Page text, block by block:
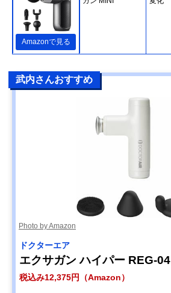
Amazonで見る
武内さんおすすめ
Photo by Amazon
ドクターエア
エクサガン ハイパー REG-04
税込み12,375円（Amazon）